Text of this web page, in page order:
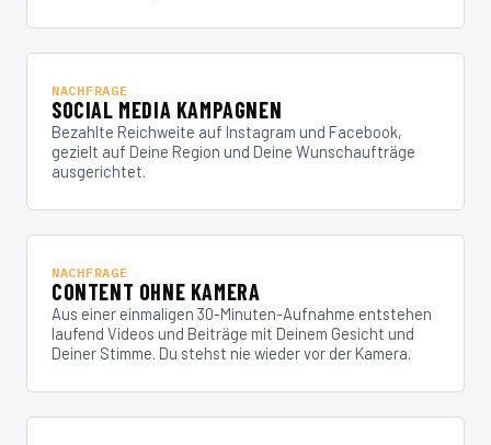
NACHFRAGE
SOCIAL MEDIA KAMPAGNEN
Bezahlte Reichweite auf Instagram und Facebook,
gezielt auf Deine Region und Deine Wunschaufträge
ausgerichtet.
NACHFRAGE
CONTENT OHNE KAMERA
Aus einer einmaligen 30-Minuten-Aufnahme entstehen
laufend Videos und Beiträge mit Deinem Gesicht und
Deiner Stimme. Du stehst nie wieder vor der Kamera.